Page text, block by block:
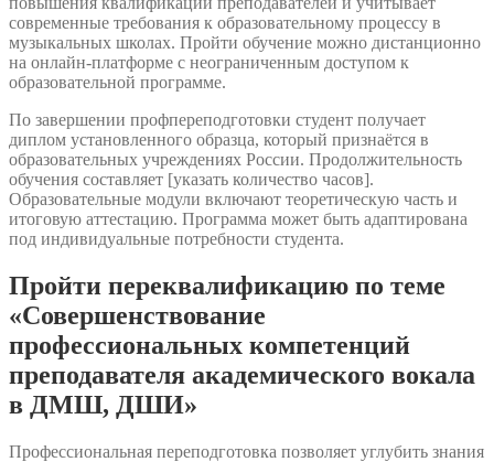
современные требования к образовательному процессу в
музыкальных школах. Пройти обучение можно дистанционно
на онлайн-платформе с неограниченным доступом к
образовательной программе.
По завершении профпереподготовки студент получает
диплом установленного образца, который признаётся в
образовательных учреждениях России. Продолжительность
обучения составляет [указать количество часов].
Образовательные модули включают теоретическую часть и
итоговую аттестацию. Программа может быть адаптирована
под индивидуальные потребности студента.
Пройти переквалификацию по теме
«Совершенствование
профессиональных компетенций
преподавателя академического вокала
в ДМШ, ДШИ»
Профессиональная переподготовка позволяет углубить знания